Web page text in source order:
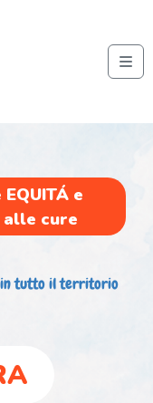
e
alle cure
in tutto il territorio